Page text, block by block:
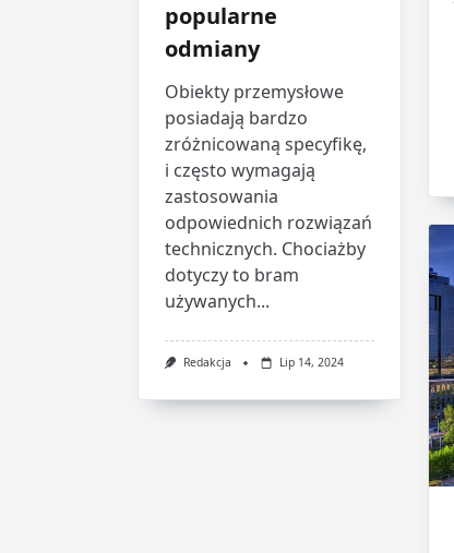
popularne
odmiany
Obiekty przemysłowe
posiadają bardzo
zróżnicowaną specyfikę,
i często wymagają
zastosowania
odpowiednich rozwiązań
technicznych. Chociażby
dotyczy to bram
używanych...
Redakcja Lip 14, 2024